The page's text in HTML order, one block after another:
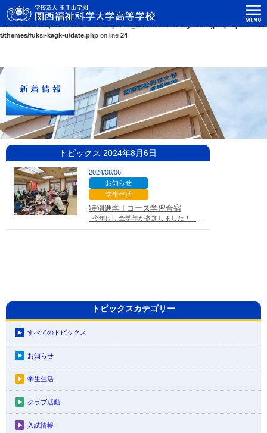
Warning: Use of undefined constant ASC - assumed 'ASC' (this will throw an Error in a futur
t/themes/fuksi-kagk-u/date.php on line 24
関西福祉科学大学高等学校
トピックス 2024年8月6日
2024/08/06
お知らせ
学生生活
特別進学 I コース学習合宿
トピックスカテゴリー
すべてのトピックス
お知らせ
学生生活
クラブ活動
入試情報